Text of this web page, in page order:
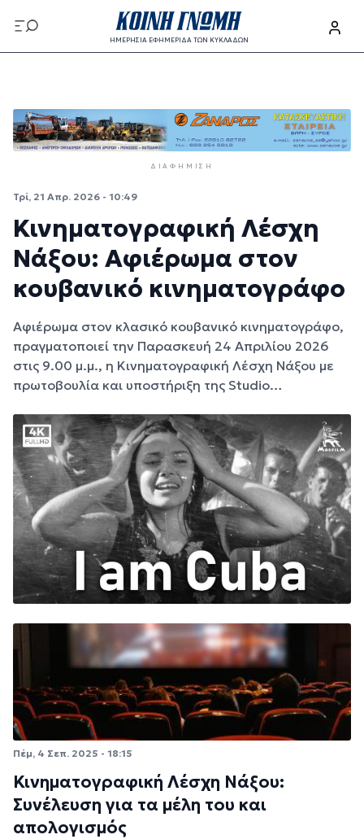
Παράκαμψη προς το κυρίως περιεχόμενο
ΗΜΕΡΗΣΙΑ ΕΦΗΜΕΡΙΔΑ ΤΩΝ ΚΥΚΛΑΔΩΝ
ΔΙΑΦΉΜΙΣΗ
Τρί, 21 Απρ. 2026 - 10:49
Κινηματογραφική Λέσχη
Νάξου: Αφιέρωμα στον
κουβανικό κινηματογράφο
Αφιέρωμα στον κλασικό κουβανικό κινηματογράφο,
πραγματοποιεί την Παρασκευή 24 Απριλίου 2026
στις 9.00 μ.μ., η Κινηματογραφική Λέσχη Νάξου με
πρωτοβουλία και υποστήριξη της Studio…
Πέμ, 4 Σεπ. 2025 - 18:15
Κινηματογραφική Λέσχη Νάξου:
Συνέλευση για τα μέλη του και
απολογισμός